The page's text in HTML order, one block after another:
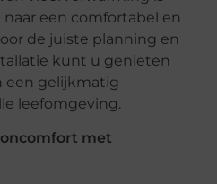
een comfortabel en
de juiste planning en
kunt u genieten
een gelijkmatig
leefomgeving.
met